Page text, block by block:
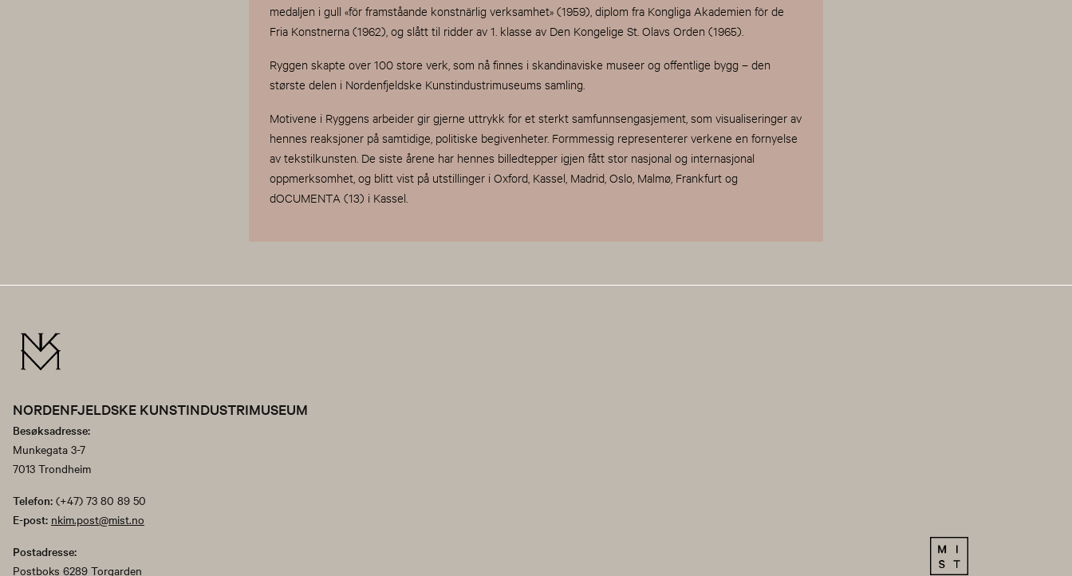
medaljen i gull «för framståande konstnärlig verksamhet» (1959), diplom fra Kongliga Akademien för de
Fria Konstnerna (1962), og slått til ridder av 1. klasse av Den Kongelige St. Olavs Orden (1965).
Ryggen skapte over 100 store verk, som nå finnes i skandinaviske museer og offentlige bygg – den
største delen i Nordenfjeldske Kunstindustrimuseums samling.
Motivene i Ryggens arbeider gir gjerne uttrykk for et sterkt samfunnsengasjement, som visualiseringer av
hennes reaksjoner på samtidige, politiske begivenheter. Formmessig representerer verkene en fornyelse
av tekstilkunsten. De siste årene har hennes billedtepper igjen fått stor nasjonal og internasjonal
oppmerksomhet, og blitt vist på utstillinger i Oxford, Kassel, Madrid, Oslo, Malmø, Frankfurt og
dOCUMENTA (13) i Kassel.
NORDENFJELDSKE KUNSTINDUSTRIMUSEUM
Besøksadresse:
Munkegata 3-7
7013 Trondheim
Telefon: (+47) 73 80 89 50
E-post: nkim.post@mist.no
Postadresse:
Postboks 6289 Torgarden